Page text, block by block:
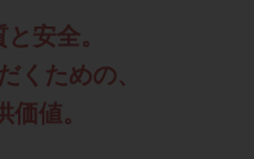
安全。
くための、
価値。